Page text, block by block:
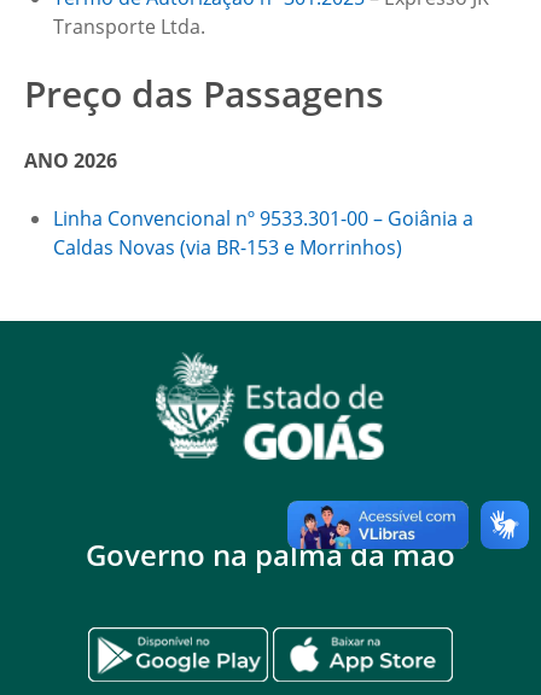
Transporte Ltda.
Preço das Passagens
ANO 2026
Linha Convencional nº 9533.301-00 – Goiânia a
Caldas Novas (via BR-153 e Morrinhos)
Governo na palma da mão